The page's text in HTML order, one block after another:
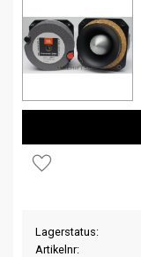
Lägg till i
Lagerstatus
Artikelnr